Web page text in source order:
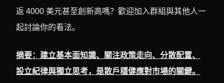
返 4000 美元甚至創新高嗎？歡迎加入群組與其他人一
起討論你的看法。
摘要：建立基本面知識、關注政策走向、分散配置、
設立紀律與獨立思考，是散戶穩健應對市場的關鍵。